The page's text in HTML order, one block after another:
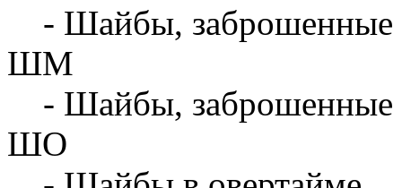
- Шайбы, заброшенные
ШМ
- Шайбы, заброшенные
ШО